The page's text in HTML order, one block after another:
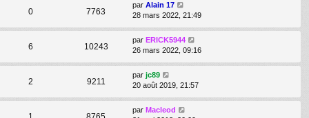
0 7763
par Alain 17
28 mars 2022, 21:49
6 10243
par ERICK5944
26 mars 2022, 09:16
2 9211
par jc89
20 août 2019, 21:57
par Macleod